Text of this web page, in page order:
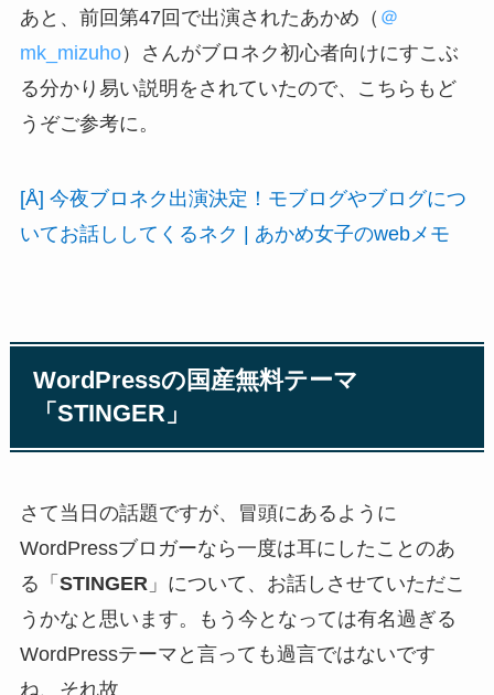
あと、前回第47回で出演されたあかめ（ ＠
mk_mizuho）さんがブロネク初心者向けにすこぶ
る分かり易い説明をされていたので、こちらもど
うぞご参考に。
[Å] 今夜ブロネク出演決定！モブログやブログにつ
いてお話ししてくるネク | あかめ女子のwebメモ
WordPressの国産無料テーマ
「STINGER」
さて当日の話題ですが、冒頭にあるように
WordPressブロガーなら一度は耳にしたことのあ
る「 STINGER」について、お話しさせていただこ
うかなと思います。もう今となっては有名過ぎる
WordPressテーマと言っても過言ではないです
ね、それ故